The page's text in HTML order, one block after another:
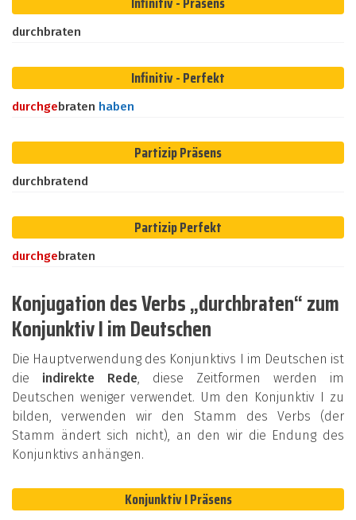
durchbraten
Infinitiv - Perfekt
durchgebraten haben
Partizip Präsens
durchbratend
Partizip Perfekt
durchgebraten
Konjugation des Verbs „durchbraten“ zum
Konjunktiv I im Deutschen
Die Hauptverwendung des Konjunktivs I im Deutschen ist
die indirekte Rede, diese Zeitformen werden im
Deutschen weniger verwendet. Um den Konjunktiv I zu
bilden, verwenden wir den Stamm des Verbs (der
Stamm ändert sich nicht), an den wir die Endung des
Konjunktivs anhängen.
Konjunktiv I Präsens